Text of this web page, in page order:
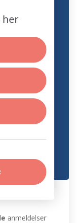
her
anmeldelser